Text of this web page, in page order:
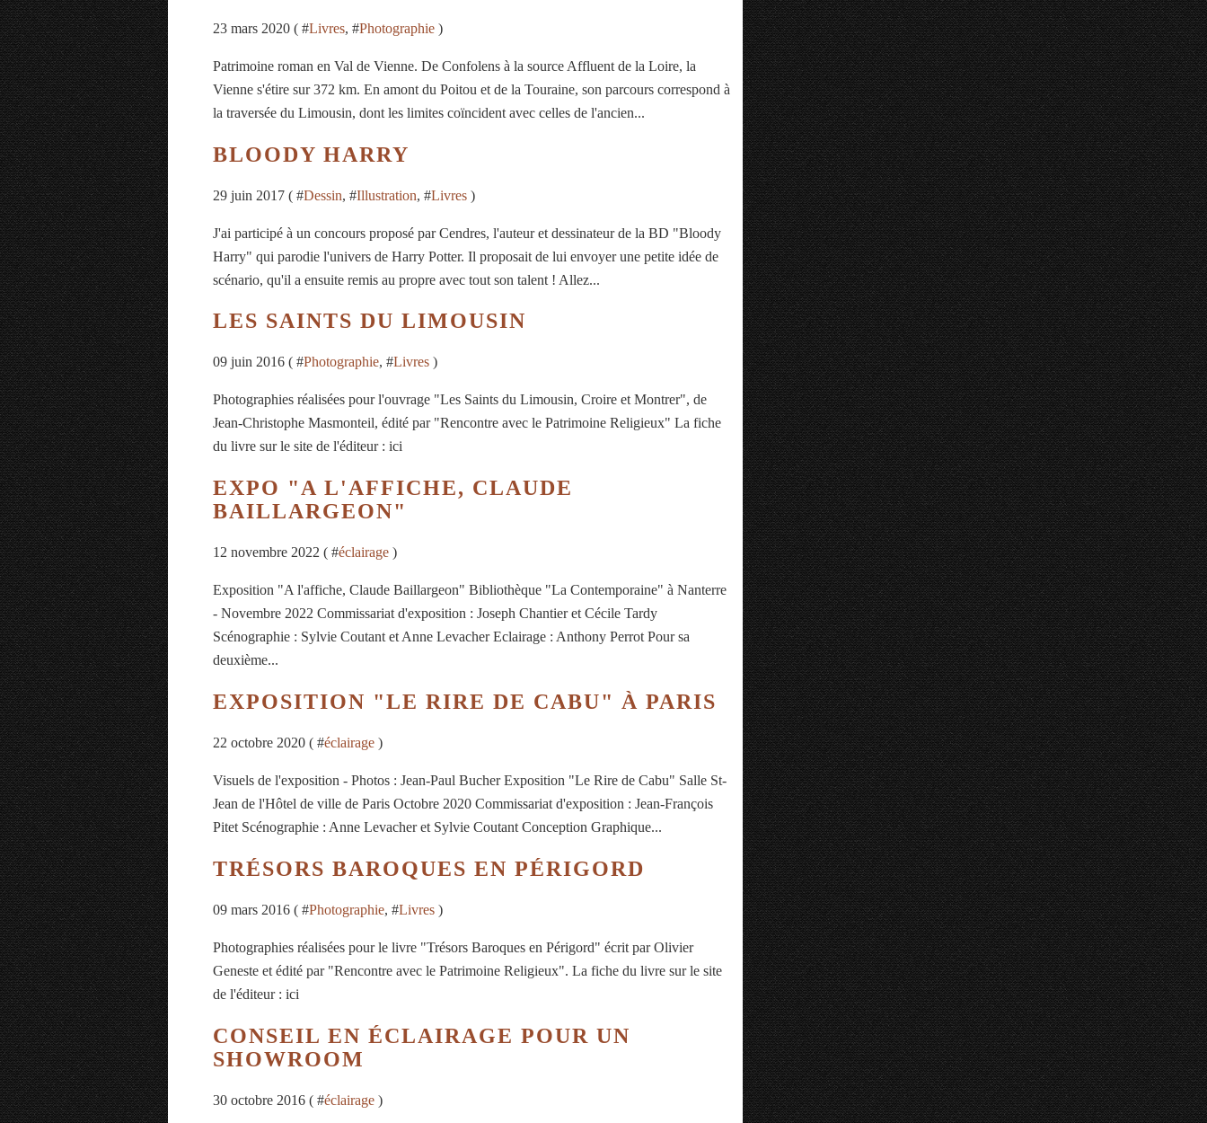
23 mars 2020 ( #Livres, #Photographie )
Patrimoine roman en Val de Vienne. De Confolens à la source Affluent de la Loire, la
Vienne s'étire sur 372 km. En amont du Poitou et de la Touraine, son parcours correspond à
la traversée du Limousin, dont les limites coïncident avec celles de l'ancien...
BLOODY HARRY
29 juin 2017 ( #Dessin, #Illustration, #Livres )
J'ai participé à un concours proposé par Cendres, l'auteur et dessinateur de la BD "Bloody
Harry" qui parodie l'univers de Harry Potter. Il proposait de lui envoyer une petite idée de
scénario, qu'il a ensuite remis au propre avec tout son talent ! Allez...
LES SAINTS DU LIMOUSIN
09 juin 2016 ( #Photographie, #Livres )
Photographies réalisées pour l'ouvrage "Les Saints du Limousin, Croire et Montrer", de
Jean-Christophe Masmonteil, édité par "Rencontre avec le Patrimoine Religieux" La fiche
du livre sur le site de l'éditeur : ici
EXPO "A L'AFFICHE, CLAUDE
BAILLARGEON"
12 novembre 2022 ( #éclairage )
Exposition "A l'affiche, Claude Baillargeon" Bibliothèque "La Contemporaine" à Nanterre
- Novembre 2022 Commissariat d'exposition : Joseph Chantier et Cécile Tardy
Scénographie : Sylvie Coutant et Anne Levacher Eclairage : Anthony Perrot Pour sa
deuxième...
EXPOSITION "LE RIRE DE CABU" À PARIS
22 octobre 2020 ( #éclairage )
Visuels de l'exposition - Photos : Jean-Paul Bucher Exposition "Le Rire de Cabu" Salle St-
Jean de l'Hôtel de ville de Paris Octobre 2020 Commissariat d'exposition : Jean-François
Pitet Scénographie : Anne Levacher et Sylvie Coutant Conception Graphique...
TRÉSORS BAROQUES EN PÉRIGORD
09 mars 2016 ( #Photographie, #Livres )
Photographies réalisées pour le livre "Trésors Baroques en Périgord" écrit par Olivier
Geneste et édité par "Rencontre avec le Patrimoine Religieux". La fiche du livre sur le site
de l'éditeur : ici
CONSEIL EN ÉCLAIRAGE POUR UN
SHOWROOM
30 octobre 2016 ( #éclairage )